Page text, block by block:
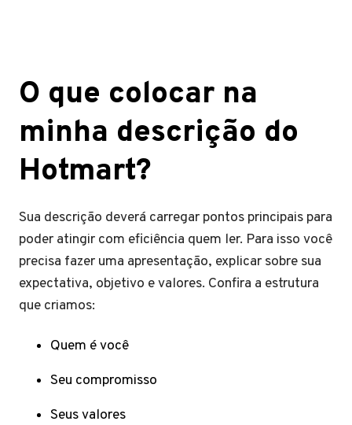
O que colocar na
minha descrição do
Hotmart?
Sua descrição deverá carregar pontos principais para
poder atingir com eficiência quem ler. Para isso você
precisa fazer uma apresentação, explicar sobre sua
expectativa, objetivo e valores. Confira a estrutura
que criamos:
Quem é você
Seu compromisso
Seus valores